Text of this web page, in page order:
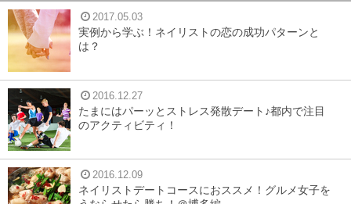
2017.05.03
実例から学ぶ！ネイリストの恋の成功パターンと
は？
2016.12.27
たまにはパーッとストレス発散デート♪都内で注目
のアクティビティ！
2016.12.09
ネイリストデートコースにおススメ！グルメ女子を